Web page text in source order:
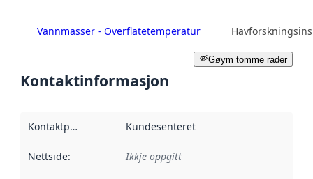
Vannmasser - Overflatetemperatur
Gøym tomme rader
Kontaktinformasjon
Kontaktpunkt Kundesenteret
Nettside: Ikkje oppgitt